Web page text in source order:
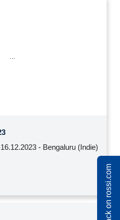
- Bengaluru (Indie)